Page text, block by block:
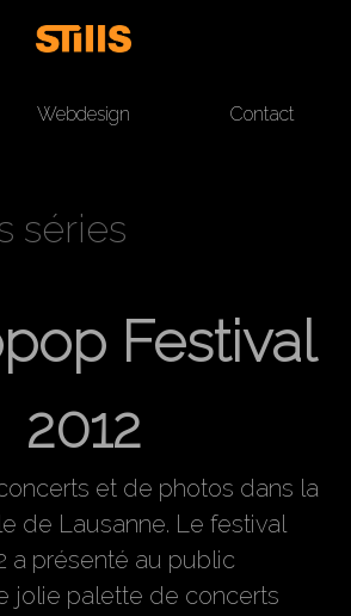
Webdesign Contact
séries
Festival
2012
et de photos dans la
de Lausanne. Le festival
a présenté au public
jolie palette de concerts